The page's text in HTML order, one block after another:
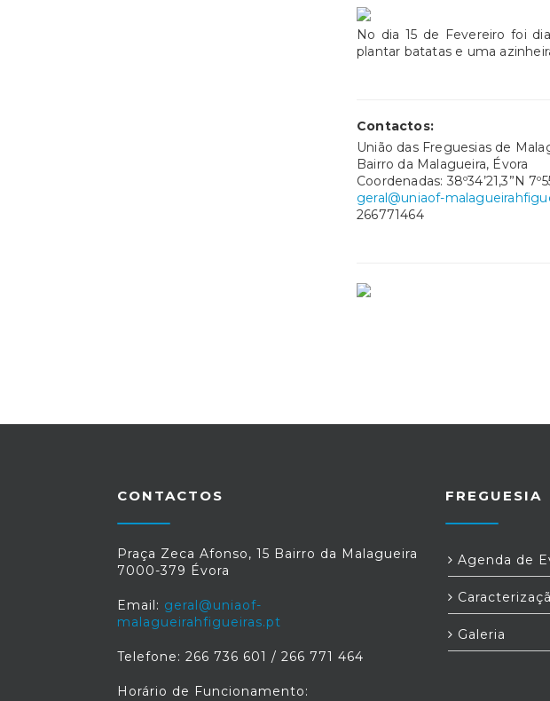
No dia 15 de Fevereiro foi
plantar batatas e uma
Contactos:
União das Freguesias de
Bairro da Malagueira, Évora
Coordenadas: 38º34’21,3”N
geral@uniaof-
266771464
CONTACTOS
Praça Zeca Afonso, 15 Bairro da Malagueira
7000-379 Évora
Email: geral@uniaof-
malagueirahfigueiras.pt
Telefone: 266 736 601 / 266 771 464
Horário de Funcionamento:
FREGUESIA
Agenda de
Galeria